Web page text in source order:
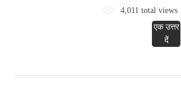
4,011 total views
एक उत्तर
दें